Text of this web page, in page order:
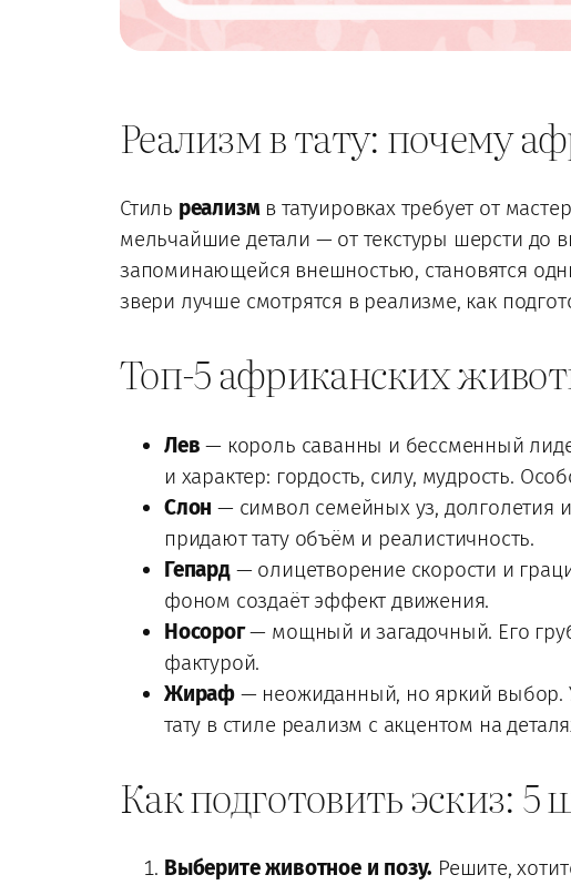
Реализм в тату: почему
Стиль реализмв татуировках требует от
мельчайшие детали — от текстуры шерсти до
запоминающейся внешностью, становятся
звери лучше смотрятся в реализме, как
Топ-5 африканских
Лев — король саванны и бессменный
и характер: гордость, силу, мудрость.
Слон — символ семейных уз, долголетия
придают тату объём и реалистичность.
Гепард— олицетворение скорости и
фоном создаёт эффект движения.
Носорог— мощный и загадочный. Его
фактурой.
Жираф — неожиданный, но яркий выбор.
тату в стиле реализм с акцентом на
Как подготовить эскиз: 5
Выберите животное и позу. Решите,